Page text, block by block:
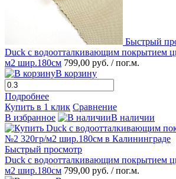
Быстрый
Duck с водоотталкивающим покрытием
м2 шир.180см 799,00 руб. / пог.м.
В корзину
Подробнее
Купить в 1 клик Сравнение
В избранное
В наличии
Быстрый просмотр
Duck с водоотталкивающим покрытием
м2 шир.180см 799,00 руб. / пог.м.